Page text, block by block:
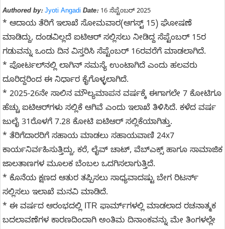
Authored by: Jyoti Angadi Date:16 ಸೆಪ್ಟೆಂಬರ್ 2025
* ಆದಾಯ ತೆರಿಗೆ ಇಲಾಖೆ ಸೋಮವಾರ(ಆಗಸ್ಟ್ 15) ಘೋಷಣೆ
ಮಾಡಿದ್ದು, ದಂಡವಿಲ್ಲದೆ ಐಟಿಆರ್ ಸಲ್ಲಿಸಲು ನೀಡಿದ್ದ ಸೆಪ್ಟೆಂಬರ್‌ 15ರ
ಗಡುವನ್ನು ಒಂದು ದಿನ ವಿಸ್ತರಿಸಿ ಸೆಪ್ಟೆಂಬರ್‌ 16ರವರೆಗೆ ಮಾಡಲಾಗಿದೆ.
* ಪೋರ್ಟಲ್‌ನಲ್ಲಿ ಲಾಗಿನ್ ಸಮಸ್ಯೆ ಉಂಟಾಗಿದೆ ಎಂದು ಹಲವರು
ದೂರಿದ್ದರಿಂದ ಈ ನಿರ್ಧಾರ ಕೈಗೊಳ್ಳಲಾಗಿದೆ.
* 2025-26ನೇ ಸಾಲಿನ ಮೌಲ್ಯಮಾಪನ ವರ್ಷಕ್ಕೆ ಈಗಾಗಲೇ 7 ಕೋಟಿಗೂ
ಹೆಚ್ಚು ಐಟಿಆರ್‌ಗಳು ಸಲ್ಲಿಕೆ ಆಗಿವೆ ಎಂದು ಇಲಾಖೆ ತಿಳಿಸಿದೆ. ಕಳೆದ ವರ್ಷ
ಜುಲೈ 31ರೊಳಗೆ 7.28 ಕೋಟಿ ಐಟಿಆರ್‌ ಸಲ್ಲಿಕೆಯಾಗಿತ್ತು.
* ತೆರಿಗೆದಾರರಿಗೆ ಸಹಾಯ ಮಾಡಲು ಸಹಾಯವಾಣಿ 24x7
ಕಾರ್ಯನಿರ್ವಹಿಸುತ್ತಿದ್ದು, ಕರೆ, ಲೈವ್‌ ಚಾಟ್, ವೆಬ್‌ಎಕ್ಸ್ ಹಾಗೂ ಸಾಮಾಜಿಕ
ಜಾಲತಾಣಗಳ ಮೂಲಕ ಬೆಂಬಲ ಒದಗಿಸಲಾಗುತ್ತಿದೆ.
* ಕೊನೆಯ ಕ್ಷಣದ ಆತುರ ತಪ್ಪಿಸಲು ಸಾಧ್ಯವಾದಷ್ಟು ಬೇಗ ರಿಟರ್ನ್
ಸಲ್ಲಿಸಲು ಇಲಾಖೆ ಮನವಿ ಮಾಡಿದೆ.
* ಈ ವರ್ಷದ ಆರಂಭದಲ್ಲಿ ITR ಫಾರ್ಮ್‌ಗಳಲ್ಲಿ ಮಾಡಲಾದ ರಚನಾತ್ಮಕ
ಬದಲಾವಣೆಗಳ ಕಾರಣದಿಂದಾಗಿ ಅಂತಿಮ ದಿನಾಂಕವನ್ನು ಮೇ ತಿಂಗಳಲ್ಲೇ